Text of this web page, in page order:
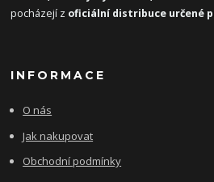
pocházejí z oficiální distribuce určené
INFORMACE
O nás
Jak nakupovat
Obchodní podmínky